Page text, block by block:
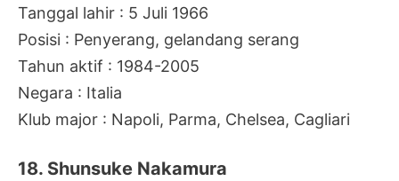
Tanggal lahir : 5 Juli 1966
Posisi : Penyerang, gelandang serang
Tahun aktif : 1984-2005
Negara : Italia
Klub major : Napoli, Parma, Chelsea, Cagliari
18. Shunsuke Nakamura